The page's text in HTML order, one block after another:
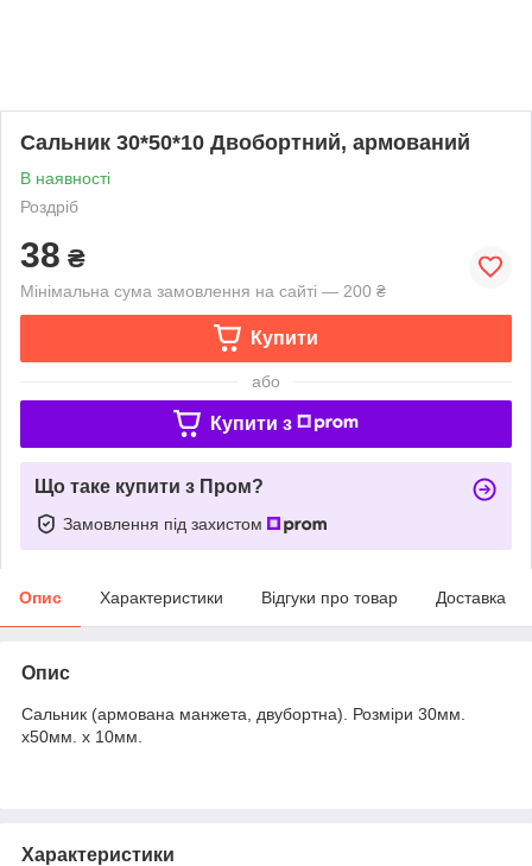
Сальник 30*50*10 Двобортний, армований
В наявності
Роздріб
38 ₴
Мінімальна сума замовлення на сайті — 200 ₴
Купити
або
Купити з
Що таке купити з Пром?
Замовлення під захистом
Опис Характеристики Відгуки про товар Доставка
Опис
Сальник (армована манжета, двубортна). Розміри 30мм.
х50мм. х 10мм.
Характеристики